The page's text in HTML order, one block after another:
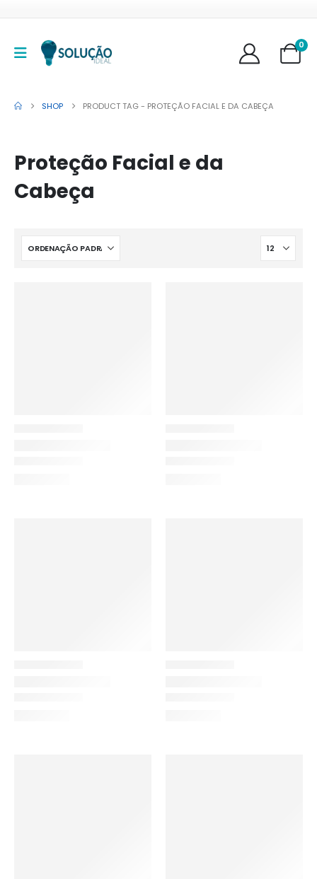
0
SHOP PRODUCT TAG - PROTEÇÃO FACIAL E DA CABEÇA
Proteção Facial e da
Cabeça